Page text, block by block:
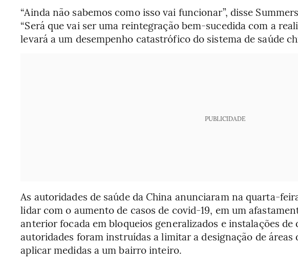
“Ainda não sabemos como isso vai funcionar”, disse
“Será que vai ser uma reintegração bem-sucedida com a
levará a um desempenho catastrófico do sistema de saúde
PUBLICIDADE
As autoridades de saúde da China anunciaram na quarta-
lidar com o aumento de casos de covid-19, em um
anterior focada em bloqueios generalizados e instalações
autoridades foram instruídas a limitar a designação de áreas
aplicar medidas a um bairro inteiro.